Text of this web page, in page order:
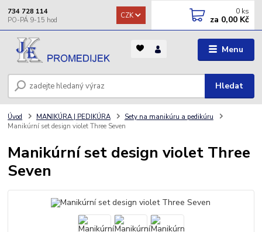
Menu
CZK
Hledat
734 728 114 0 ks
za 0,00 Kč
Úvod MANIKÚRA | PEDIKÚRA
Sety na manikúru a pedikúru
Manikúrní set design violet Three Seven
Manikúrní set design violet Three
Seven